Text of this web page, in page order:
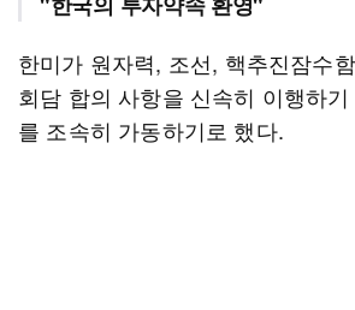
한미가 원자력, 조선, 핵추진잠수
회담 합의 사항을 신속히 이행하
를 조속히 가동하기로 했다.